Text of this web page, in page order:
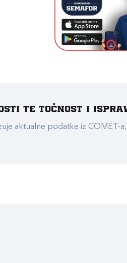
te točnost i
aktualne podatke iz